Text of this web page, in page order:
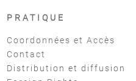
PRATIQUE
Coordonnées et Accès
Contact
Distribution et diffusion